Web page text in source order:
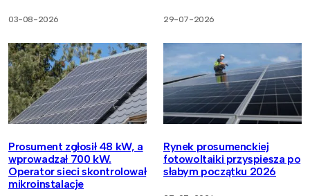
03-08-2026 29-07-2026
Prosument zgłosił 48 kW, a
wprowadzał 700 kW.
Operator sieci skontrolował
mikroinstalacje
Rynek prosumenckiej
fotowoltaiki przyspiesza po
słabym początku 2026